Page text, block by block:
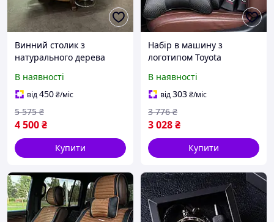
Винний столик з
натурального дерева
вина на 4 персони
В наявності
від450₴/міс
4 500₴
5 575 ₴
Купити
Набір в машину з
логотипом Toyota
В наявності
від303₴/міс
3 028₴
3 776 ₴
Купити